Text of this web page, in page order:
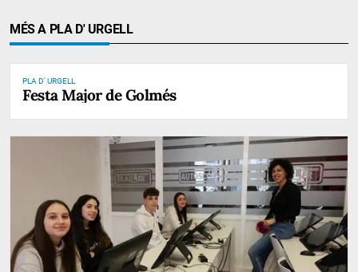
MÉS A PLA D' URGELL
PLA D' URGELL
Festa Major de Golmés